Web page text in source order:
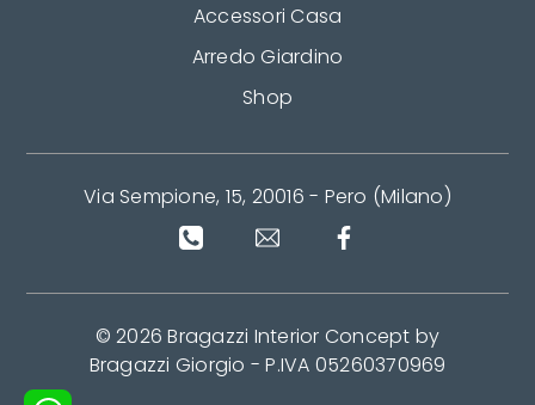
Accessori Casa
Arredo Giardino
Shop
Via Sempione, 15, 20016 - Pero (Milano)
© 2026 Bragazzi Interior Concept by
Bragazzi Giorgio - P.IVA 05260370969